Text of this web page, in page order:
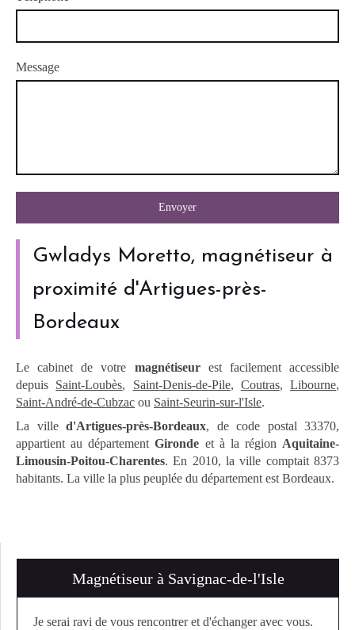
Message
Envoyer
Gwladys Moretto, magnétiseur à
proximité d'Artigues-près-
Bordeaux
Le cabinet de votre magnétiseurest facilement accessible
depuis Saint-Loubès, Saint-Denis-de-Pile, Coutras, Libourne,
Saint-André-de-Cubzac ou Saint-Seurin-sur-l'Isle.
La villed'Artigues-près-Bordeaux, de code postal 33370,
appartient au départementGironde et à la région Aquitaine-
Limousin-Poitou-Charentes. En 2010, la ville comptait 8373
habitants. La ville la plus peuplée du département est Bordeaux.
Magnétiseur à Savignac-de-l'Isle
Je serai ravi de vous rencontrer et d'échanger avec vous.